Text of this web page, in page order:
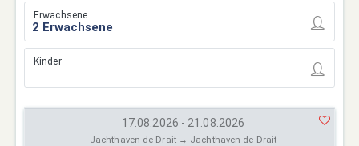
Erwachsene
Kinder
17.08.2026 - 21.08.2026
Jachthaven de Drait → Jachthaven de Drait